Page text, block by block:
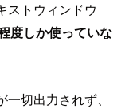
ストウィンドウ
度しか使っていな
切出力されず、